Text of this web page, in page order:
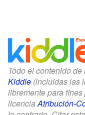
Todo el contenido
Kiddle (incluidas las
libremente para
licenciaAtribución-